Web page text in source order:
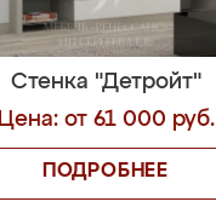
Стенка "Детройт"
Цена: от 61 000 руб.
ПОДРОБНЕЕ